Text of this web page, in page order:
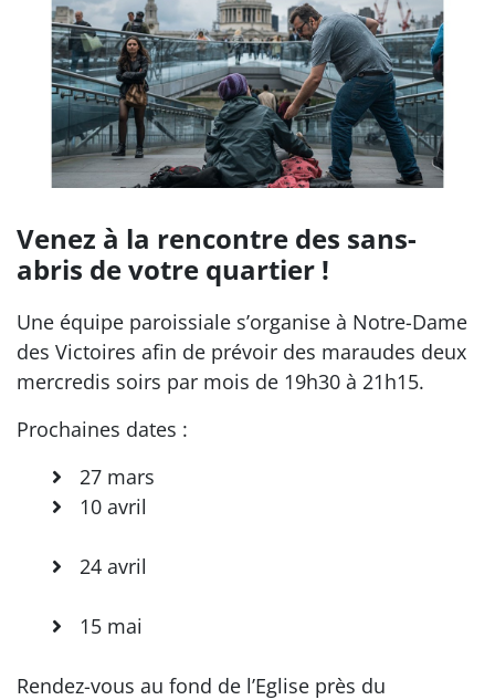
Venez à la rencontre des sans-
abris de votre quartier !
Une équipe paroissiale s’organise à Notre-Dame
des Victoires afin de prévoir des maraudes deux
mercredis soirs par mois de 19h30 à 21h15.
Prochaines dates :
27 mars
10 avril
24 avril
15 mai
Rendez-vous au fond de l’Eglise près du